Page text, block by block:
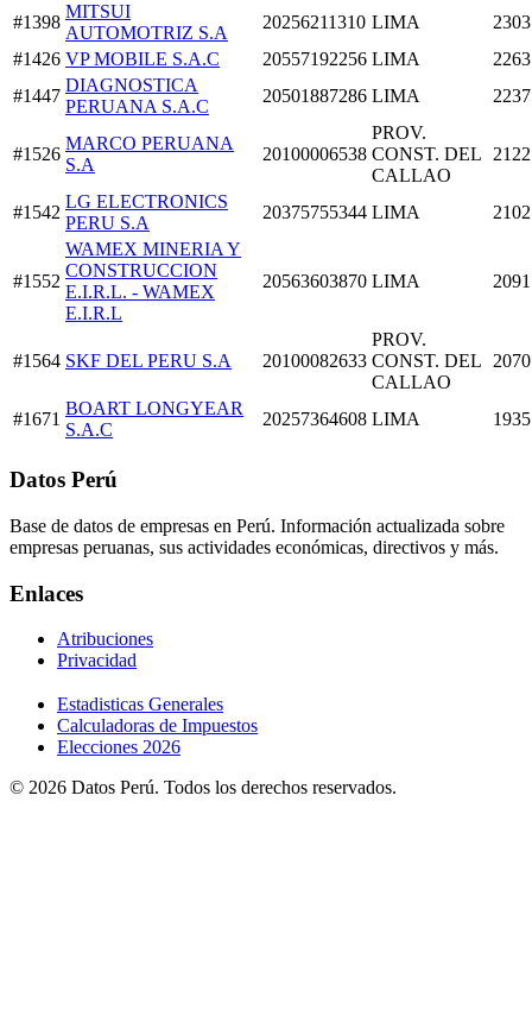
#1398
MITSUI
AUTOMOTRIZ S.A
20256211310 LIMA
#1426 VP MOBILE S.A.C 20557192256 LIMA
#1447
DIAGNOSTICA
PERUANA S.A.C
20501887286 LIMA
#1526
MARCO PERUANA
S.A
20100006538
PROV.
CONST. DEL
CALLAO
#1542
LG ELECTRONICS
PERU S.A
20375755344 LIMA
#1552
WAMEX MINERIA Y
CONSTRUCCION
E.I.R.L. - WAMEX
E.I.R.L
20563603870 LIMA
#1564 SKF DEL PERU S.A 20100082633
PROV.
CONST. DEL
CALLAO
#1671
BOART LONGYEAR
S.A.C
20257364608 LIMA
Datos Perú
Base de datos de empresas en Perú. Información actualizada sobre
empresas peruanas, sus actividades económicas, directivos y más.
Enlaces
Atribuciones
Privacidad
Estadisticas Generales
Calculadoras de Impuestos
Elecciones 2026
© 2026 Datos Perú. Todos los derechos reservados.